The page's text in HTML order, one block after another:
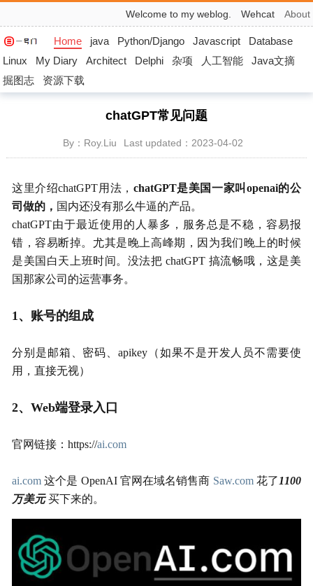
Welcome to my weblog. Wehcat About
Home java Python/Django Javascript
Database
Linux
My Diary Architect Delphi 杂项 人工智能
Java文摘
掘图志
资源下载
chatGPT常见问题
By：Roy.Liu Last updated：2023-04-02
这里介绍chatGPT用法， chatGPT是美国一家叫openai的公
司做的， 国内还没有那么牛逼的产品。
chatGPT由于最近使用的人暴多，服务总是不稳，容易报
错，容易断掉。尤其是晚上高峰期，因为我们晚上的时候
是美国白天上班时间。没法把 chatGPT 搞流畅哦，这是美
国那家公司的运营事务。
1、账号的组成
分别是邮箱、密码、apikey（如果不是开发人员不需要使
用，直接无视）
2、Web端登录入口
官网链接：https://ai.com
ai.com 这个是 OpenAI 官网在域名销售商 Saw.com 花了 1100
万美元 买下来的。